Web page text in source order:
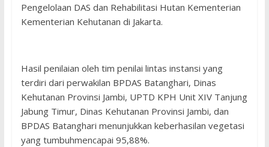
Pengelolaan DAS dan Rehabilitasi Hutan Kementerian
Kementerian Kehutanan di Jakarta.
Hasil penilaian oleh tim penilai lintas instansi yang
terdiri dari perwakilan BPDAS Batanghari, Dinas
Kehutanan Provinsi Jambi, UPTD KPH Unit XIV Tanjung
Jabung Timur, Dinas Kehutanan Provinsi Jambi, dan
BPDAS Batanghari menunjukkan keberhasilan vegetasi
yang tumbuhmencapai 95,88%.